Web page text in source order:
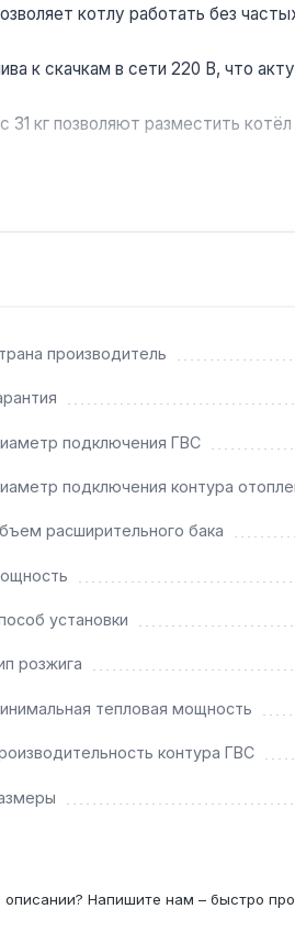
котлу работать без
к скачкам в сети 220 В, что
кг позволяют разместить
системой ГВС. Производство —
подключать
— это
производитель
подключения ГВС
подключения контура
расширительного бака
установки
розжига
тепловая мощность
контура ГВС
Напишите нам – быстро